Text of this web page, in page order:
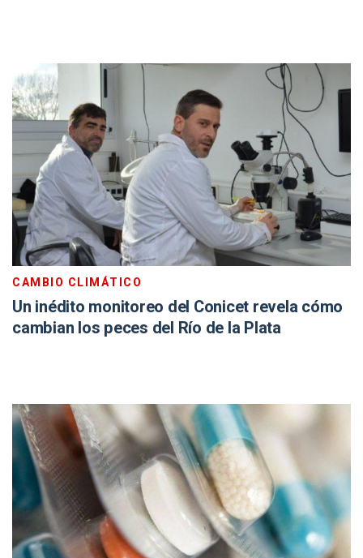
CAMBIO CLIMÁTICO
Un inédito monitoreo del Conicet revela cómo
cambian los peces del Río de la Plata